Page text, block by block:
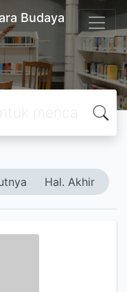
Budaya
Hal. Akhir